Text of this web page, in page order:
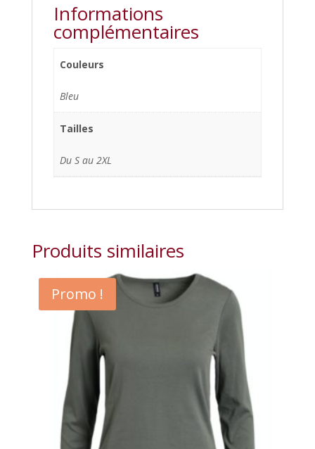
Informations
complémentaires
Couleurs
Bleu
Tailles
Du S au 2XL
Produits similaires
Promo !